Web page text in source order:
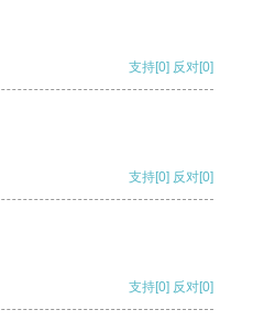
支持[0] 反对[0]
支持[0] 反对[0]
支持[0] 反对[0]